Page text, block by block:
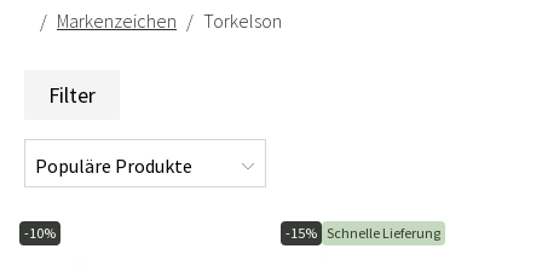
Markenzeichen Torkelson
Filter
-10% -15% Schnelle Lieferung